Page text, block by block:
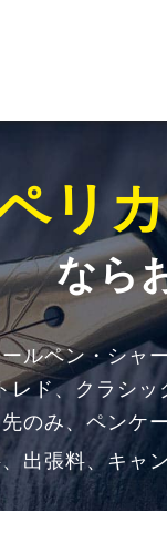
リ
なら
ルペン・シャ
レド、クラシ
のみ、ペンケ
出張料、キャ